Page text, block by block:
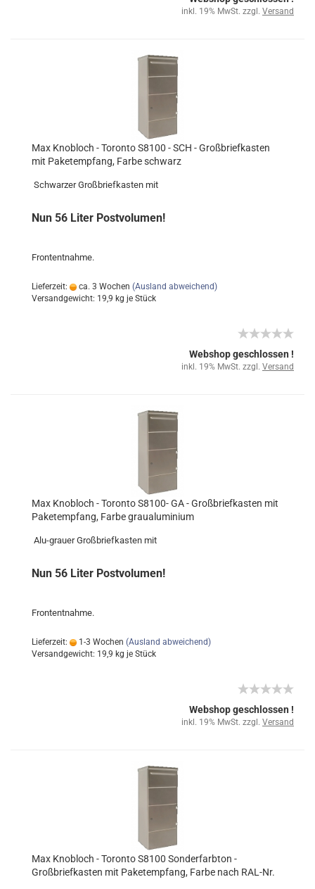
inkl. 19% MwSt. zzgl. Versand
Max Knobloch - Toronto S8100 - SCH - Großbriefkasten
mit Paketempfang, Farbe schwarz
Schwarzer Großbriefkasten mit
Nun 56 Liter Postvolumen!
Frontentnahme.
Lieferzeit: ca. 3 Wochen (Ausland abweichend)
Versandgewicht: 19,9 kg je Stück
Webshop geschlossen !
inkl. 19% MwSt. zzgl. Versand
Max Knobloch - Toronto S8100- GA - Großbriefkasten mit
Paketempfang, Farbe graualuminium
Alu-grauer Großbriefkasten mit
Nun 56 Liter Postvolumen!
Frontentnahme.
Lieferzeit: 1-3 Wochen (Ausland abweichend)
Versandgewicht: 19,9 kg je Stück
Webshop geschlossen !
inkl. 19% MwSt. zzgl. Versand
Max Knobloch - Toronto S8100 Sonderfarbton -
Großbriefkasten mit Paketempfang, Farbe nach RAL-Nr.